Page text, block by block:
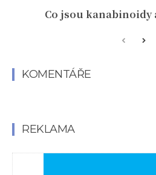
Co jsou
KOMENTÁŘE
REKLAMA